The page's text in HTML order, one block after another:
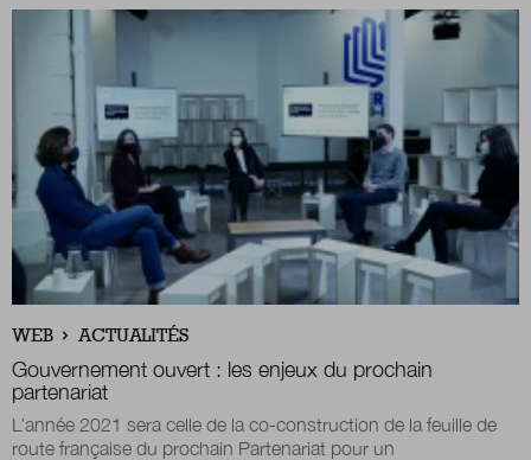
Renseignez votre email afin de suivre l'actualité
de la transformation publique.
Nous suivre
WEB ACTUALITÉS
Gouvernement ouvert : les enjeux du prochain
partenariat
L’année 2021 sera celle de la co-construction de la feuille de
route française du prochain Partenariat pour un